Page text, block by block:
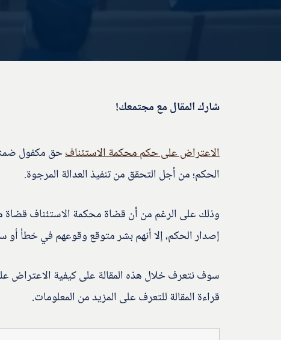
شارك المقال مع مجتمعك!
الاعتراض على حكم محكمة الاستئنافحق مكفول
الحكم؛ من أجل التحقق من تنفيذ العدالة المرجوة.
وذلك على الرغم من أن قضاة محكمة الاستئناف قضاة
إصدار الحكم، إلا أنهم بشر متوقع وقوعهم في خطأ أو
سوف نتعرف خلال هذه المقالة على كيفية الاعتراض
قراءة المقالة للتعرف على المزيد من المعلومات.